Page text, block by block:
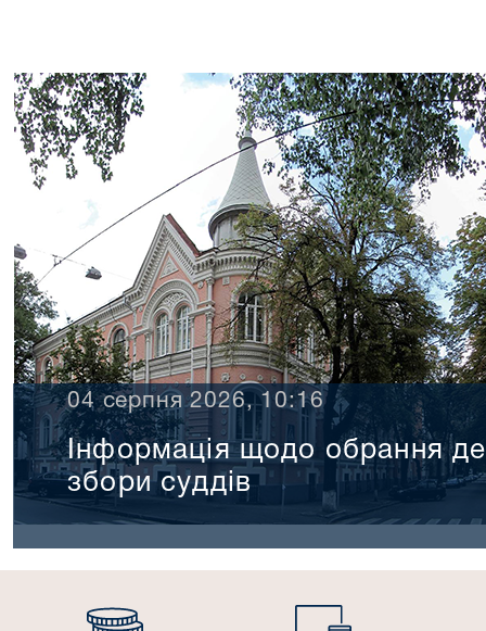
04 серпня 2026, 10:16
Інформація щодо обрання
збори суддів